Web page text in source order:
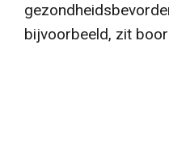
bijvoorbeeld, zit